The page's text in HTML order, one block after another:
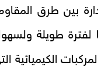
بين طرق
لفترة طويلة
الكيميائية